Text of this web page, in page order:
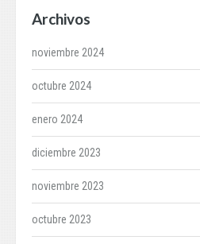
Archivos
noviembre 2024
octubre 2024
enero 2024
diciembre 2023
noviembre 2023
octubre 2023